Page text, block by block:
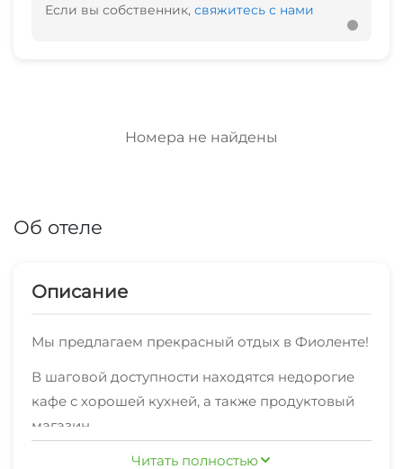
Если вы собственник, свяжитесь с нами
Номера не найдены
Об отеле
Описание
Мы предлагаем прекрасный отдых в Фиоленте!
В шаговой доступности находятся недорогие
кафе с хорошей кухней, а также продуктовый
магазин.
У нас быстрый интернет. Уборка проводится по
Читать полностью